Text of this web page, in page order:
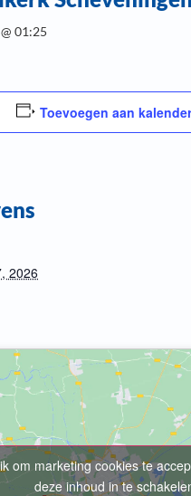
01:25
Toevoegen aan kalender
2026
om marketing cookies te
deze inhoud in te